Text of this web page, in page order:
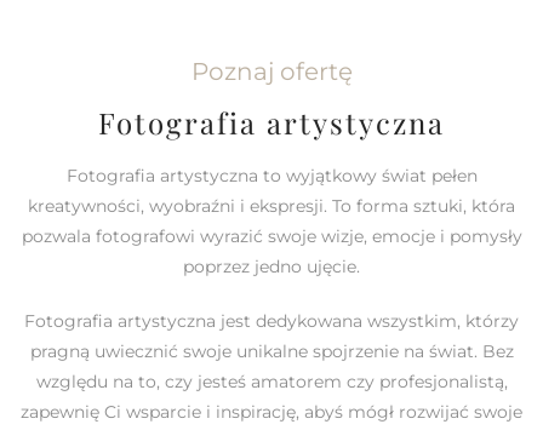
Poznaj ofertę
Fotografia artystyczna
Fotografia artystyczna to wyjątkowy świat pełen
kreatywności, wyobraźni i ekspresji. To forma sztuki, która
pozwala fotografowi wyrazić swoje wizje, emocje i pomysły
poprzez jedno ujęcie.
Fotografia artystyczna jest dedykowana wszystkim, którzy
pragną uwiecznić swoje unikalne spojrzenie na świat. Bez
względu na to, czy jesteś amatorem czy profesjonalistą,
zapewnię Ci wsparcie i inspirację, abyś mógł rozwijać swoje